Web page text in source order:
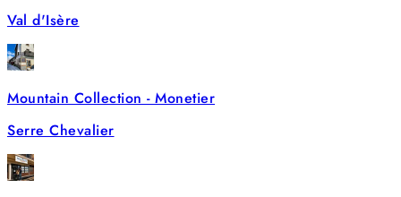
Val d'Isère
Mountain Collection - Monetier
Serre Chevalier